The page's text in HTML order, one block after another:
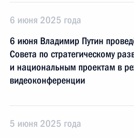
6 июня 2025 года
6 июня Владимир Путин
Совета по стратегическому
и национальным проектам в
видеоконференции
5 июня 2025 года